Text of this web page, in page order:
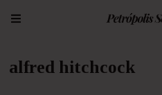
alfred hitchcock